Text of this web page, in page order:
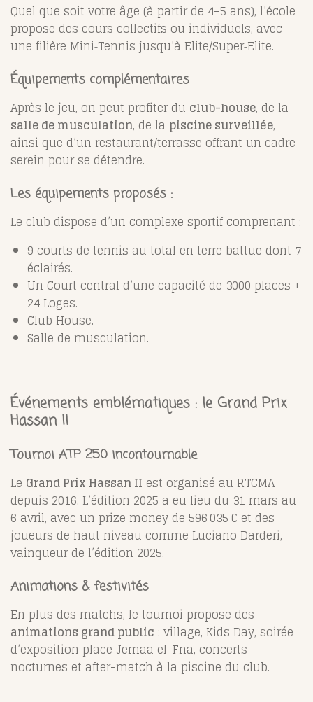
Quel que soit votre âge (à partir de 4–5 ans), l’école
propose des cours collectifs ou individuels, avec
une filière Mini‑Tennis jusqu’à Elite/Super‑Elite.
Équipements complémentaires
Après le jeu, on peut profiter du club-house, de la
salle de musculation, de la piscine surveillée,
ainsi que d’un restaurant/terrasse offrant un cadre
serein pour se détendre.
Les équipements proposés :
Le club dispose d’un complexe sportif comprenant :
9 courts de tennis au total en terre battue dont 7
éclairés.
Un Court central d’une capacité de 3000 places +
24 Loges.
Club House.
Salle de musculation.
Événements emblématiques : le Grand Prix
Hassan II
Tournoi ATP 250 incontournable
Le Grand Prix Hassan II est organisé au RTCMA
depuis 2016. L’édition 2025 a eu lieu du 31 mars au
6 avril, avec un prize money de 596 035 € et des
joueurs de haut niveau comme Luciano Darderi,
vainqueur de l’édition 2025.
Animations & festivités
En plus des matchs, le tournoi propose des
animations grand public : village, Kids Day, soirée
d’exposition place Jemaa el-Fna, concerts
nocturnes et after-match à la piscine du club.